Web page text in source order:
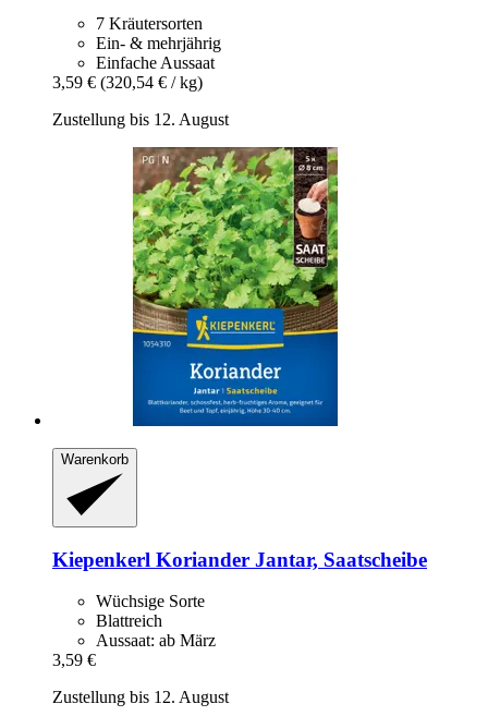
7 Kräutersorten
Ein- & mehrjährig
Einfache Aussaat
3,59 € (320,54 € / kg)
Zustellung bis 12. August
Warenkorb
Kiepenkerl Koriander Jantar, Saatscheibe
Wüchsige Sorte
Blattreich
Aussaat: ab März
3,59 €
Zustellung bis 12. August